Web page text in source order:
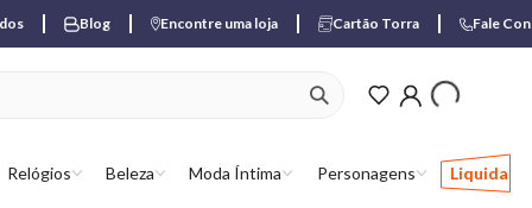
Blog Encontre uma loja Cartão Torra Fale
Relógios Beleza Moda Íntima Personagens Liquida
ver produtos